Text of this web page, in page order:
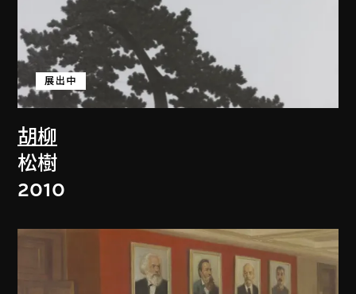
胡柳
展出中
松樹
2010